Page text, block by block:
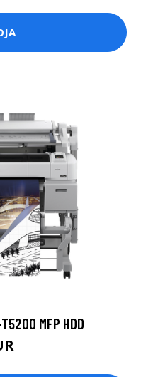
T5200 MFP HDD